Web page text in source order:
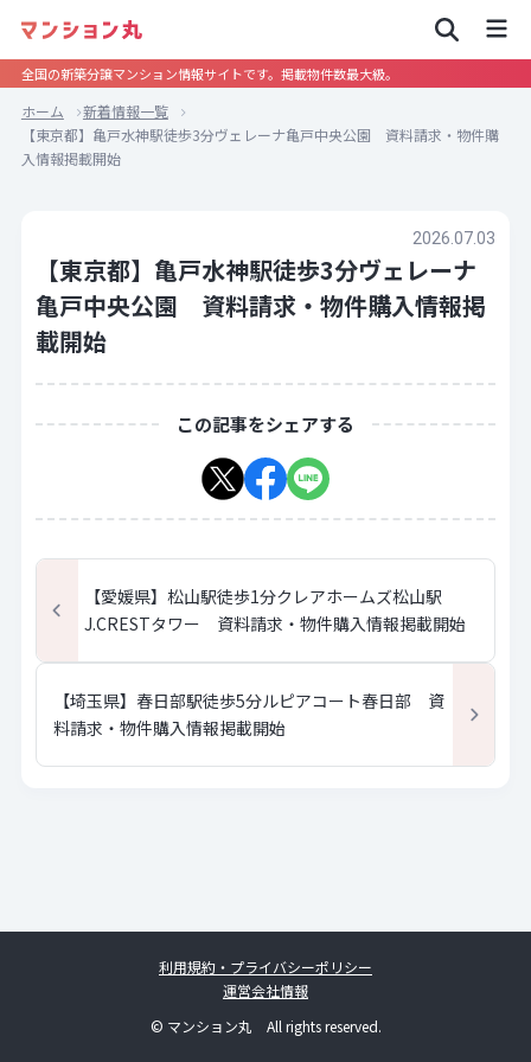
全国の新築分譲マンション情報サイトです。掲載物件数最大級。
ホーム
新着情報一覧
【東京都】亀戸水神駅徒歩3分ヴェレーナ亀戸中央公園 資料請求・物件購
入情報掲載開始
2026.07.03
【東京都】亀戸水神駅徒歩3分ヴェレーナ
亀戸中央公園 資料請求・物件購入情報掲
載開始
この記事をシェアする
【愛媛県】松山駅徒歩1分クレアホームズ松山駅
J.CRESTタワー 資料請求・物件購入情報掲載開始
【埼玉県】春日部駅徒歩5分ルピアコート春日部 資
料請求・物件購入情報掲載開始
利用規約・プライバシーポリシー
運営会社情報
© マンション丸 All rights reserved.